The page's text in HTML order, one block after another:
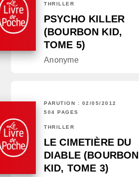
THRILLER
PSYCHO KILLER
(BOURBON KID,
TOME 5)
Anonyme
PARUTION : 02/05/2012
504 PAGES
THRILLER
LE CIMETIÈRE DU
DIABLE (BOURBON
KID, TOME 3)